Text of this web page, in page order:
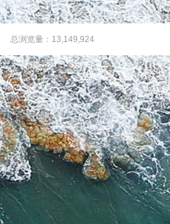
总浏览量：13,149,924